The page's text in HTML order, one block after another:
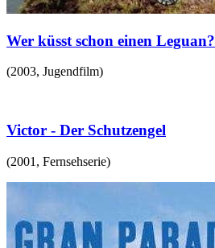
Wer küsst schon einen Leguan?
(2003, Jugendfilm)
Victor - Der Schutzengel
(2001 , Fernsehserie)